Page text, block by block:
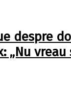
despre
„Nu vreau